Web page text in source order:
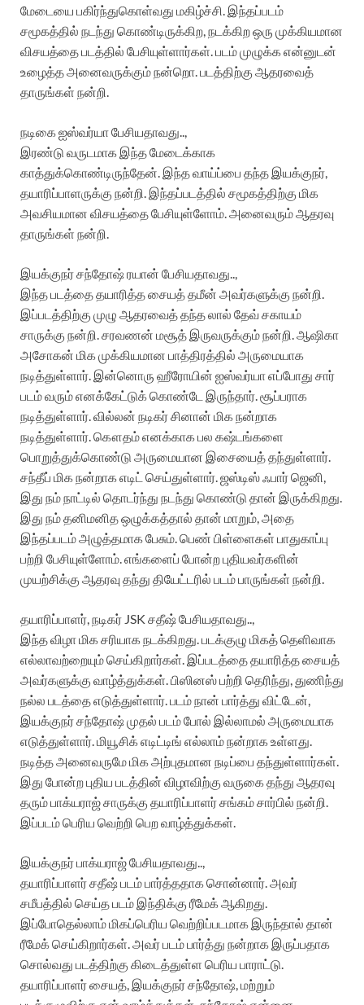
மேடையை பகிர்ந்துகொள்வது மகிழ்ச்சி. இந்தப்படம்
சமூகத்தில் நடந்து கொண்டிருக்கிற, நடக்கிற ஒரு முக்கியமான
விசயத்தை படத்தில் பேசியுள்ளார்கள். படம் முழுக்க என்னுடன்
உழைத்த அனைவருக்கும் நன்றொ. படத்திற்கு ஆதரவைத்
தாருங்கள் நன்றி.
நடிகை ஐஸ்வர்யா பேசியதாவது..,
இரண்டு வருடமாக இந்த மேடைக்காக
காத்துக்கொண்டிருந்தேன். இந்த வாய்ப்பை தந்த இயக்குநர்,
தயாரிப்பாளருக்கு நன்றி. இந்தப்படத்தில் சமூகத்திற்கு மிக
அவசியமான விசயத்தை பேசியுள்ளோம். அனைவரும் ஆதரவு
தாருங்கள் நன்றி.
இயக்குநர் சந்தோஷ் ரயான் பேசியதாவது..,
இந்த படத்தை தயாரித்த சையத் தமீன் அவர்களுக்கு நன்றி.
இப்படத்திற்கு முழு ஆதரவைத் தந்த லால் தேவ் சகாயம்
சாருக்கு நன்றி. சரவணன் மசூத் இருவருக்கும் நன்றி. ஆஷிகா
அசோகன் மிக முக்கியமான பாத்திரத்தில் அருமையாக
நடித்துள்ளார். இன்னொரு ஹீரோயின் ஐஸ்வர்யா எப்போது சார்
படம் வரும் எனக்கேட்டுக் கொண்டே இருந்தார். சூப்பராக
நடித்துள்ளார். வில்லன் நடிகர் சினான் மிக நன்றாக
நடித்துள்ளார். கௌதம் எனக்காக பல கஷ்டங்களை
பொறுத்துக்கொண்டு அருமையான இசையைத் தந்துள்ளார்.
சந்தீப் மிக நன்றாக எடிட் செய்துள்ளார். ஜஸ்டிஸ் ஃபார் ஜெனி,
இது நம் நாட்டில் தொடர்ந்து நடந்து கொண்டு தான் இருக்கிறது.
இது நம் தனிமனித ஒழுக்கத்தால் தான் மாறும், அதை
இந்தப்படம் அழுத்தமாக பேசும். பெண் பிள்ளைகள் பாதுகாப்பு
பற்றி பேசியுள்ளோம். எங்களைப் போன்ற புதியவர்களின்
முயற்சிக்கு ஆதரவு தந்து தியேட்டரில் படம் பாருங்கள் நன்றி.
தயாரிப்பாளர், நடிகர் JSK சதீஷ் பேசியதாவது..,
இந்த விழா மிக சரியாக நடக்கிறது. படக்குழு மிகத் தெளிவாக
எல்லாவற்றையும் செய்கிறார்கள். இப்படத்தை தயாரித்த சையத்
அவர்களுக்கு வாழ்த்துக்கள். பிஸினஸ் பற்றி தெரிந்து, துணிந்து
நல்ல படத்தை எடுத்துள்ளார். படம் நான் பார்த்து விட்டேன்,
இயக்குநர் சந்தோஷ் முதல் படம் போல் இல்லாமல் அருமையாக
எடுத்துள்ளார். மியூசிக் எடிட்டிங் எல்லாம் நன்றாக உள்ளது.
நடித்த அனைவருமே மிக அற்புதமான நடிப்பை தந்துள்ளார்கள்.
இது போன்ற புதிய படத்தின் விழாவிற்கு வருகை தந்து ஆதரவு
தரும் பாக்யராஜ் சாருக்கு தயாரிப்பாளர் சங்கம் சார்பில் நன்றி.
இப்படம் பெரிய வெற்றி பெற வாழ்த்துக்கள்.
இயக்குநர் பாக்யராஜ் பேசியதாவது..,
தயாரிப்பாளர் சதீஷ் படம் பார்த்ததாக சொன்னார். அவர்
சமீபத்தில் செய்த படம் இந்திக்கு ரீமேக் ஆகிறது.
இப்போதெல்லாம் மிகப்பெரிய வெற்றிப்படமாக இருந்தால் தான்
ரீமேக் செய்கிறார்கள். அவர் படம் பார்த்து நன்றாக இருப்பதாக
சொல்வது படத்திற்கு கிடைத்துள்ள பெரிய பாராட்டு.
தயாரிப்பாளர் சையத், இயக்குநர் சந்தோஷ், மற்றும்